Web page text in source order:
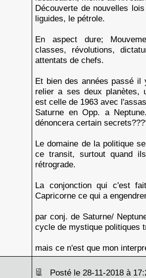
Découverte de nouvelles
liguides, le pétrole.
En aspect dure;
classes, révolutions,
attentats de chefs.
Et bien des années passé il
relier a ses deux planètes,
est celle de 1963 avec
Saturne en Opp. a
dénoncera certain
Le domaine de la politique
ce transit, surtout quand
rétrograde.
La conjonction qui c'est
Capricorne ce qui a
par conj. de Saturne/
cycle de mystique politiques
mais ce n'est que mon
Posté le 28-11-2018 à